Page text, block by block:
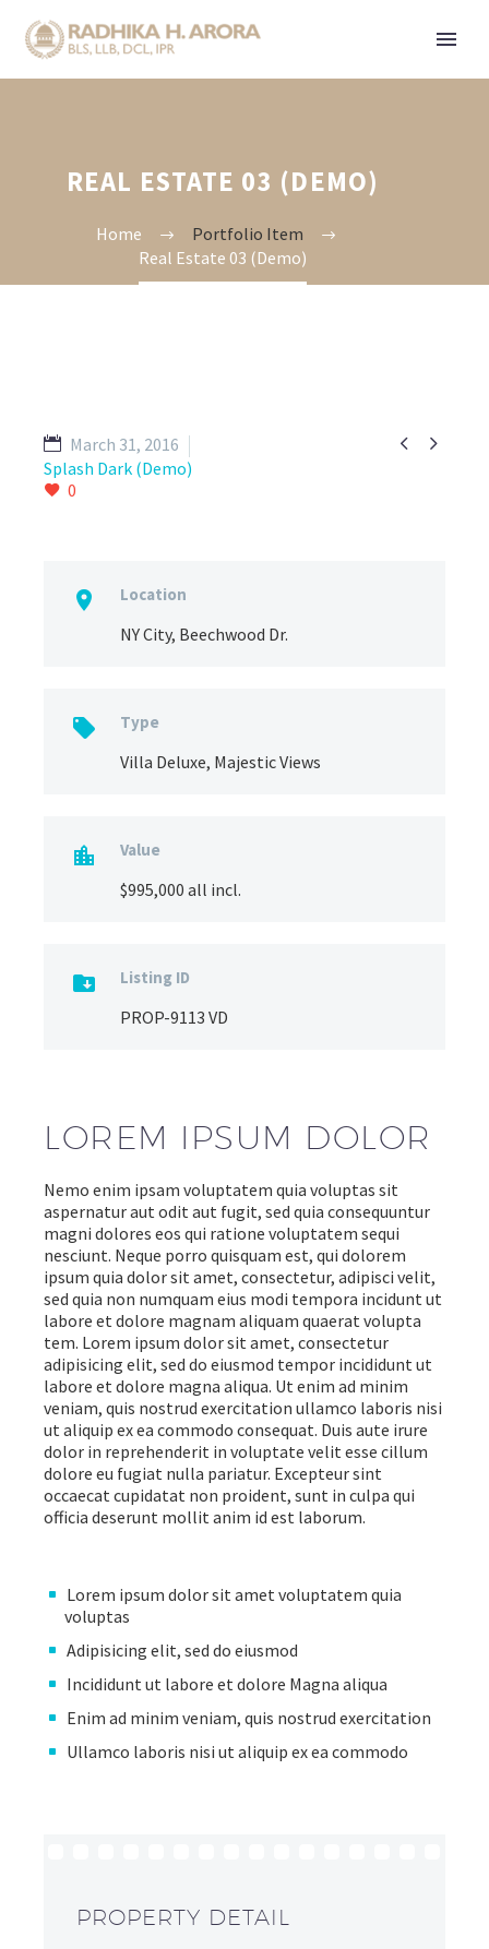
REAL ESTATE 03 (DEMO)
Home
Portfolio Item
Real Estate 03 (Demo)
 
March 31, 2016
Splash Dark (Demo)
0
 Location
NY City, Beechwood Dr.
 Type
Villa Deluxe, Majestic Views
 Value
$995,000 all incl.
 Listing ID
PROP-9113 VD
LOREM IPSUM DOLOR
Nemo enim ipsam voluptatem quia voluptas sit
aspernatur aut odit aut fugit, sed quia consequuntur
magni dolores eos qui ratione voluptatem sequi
nesciunt. Neque porro quisquam est, qui dolorem
ipsum quia dolor sit amet, consectetur, adipisci velit,
sed quia non numquam eius modi tempora incidunt ut
labore et dolore magnam aliquam quaerat volupta
tem. Lorem ipsum dolor sit amet, consectetur
adipisicing elit, sed do eiusmod tempor incididunt ut
labore et dolore magna aliqua. Ut enim ad minim
veniam, quis nostrud exercitation ullamco laboris nisi
ut aliquip ex ea commodo consequat. Duis aute irure
dolor in reprehenderit in voluptate velit esse cillum
dolore eu fugiat nulla pariatur. Excepteur sint
occaecat cupidatat non proident, sunt in culpa qui
officia deserunt mollit anim id est laborum.
Lorem ipsum dolor sit amet voluptatem quia
voluptas
Adipisicing elit, sed do eiusmod
Incididunt ut labore et dolore Magna aliqua
Enim ad minim veniam, quis nostrud exercitation
Ullamco laboris nisi ut aliquip ex ea commodo
PROPERTY DETAIL